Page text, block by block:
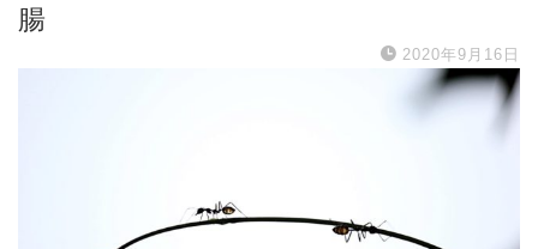
腸
2020年9月16日